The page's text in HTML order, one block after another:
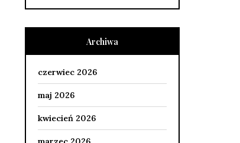
Archiwa
czerwiec 2026
maj 2026
kwiecień 2026